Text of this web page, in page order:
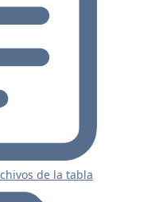
de la tabla